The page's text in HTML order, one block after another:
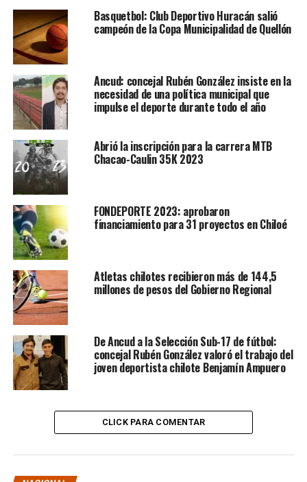
Basquetbol: Club Deportivo Huracán salió
campeón de la Copa Municipalidad de Quellón
Ancud: concejal Rubén González insiste en la
necesidad de una política municipal que
impulse el deporte durante todo el año
Abrió la inscripción para la carrera MTB
Chacao-Caulin 35K 2023
FONDEPORTE 2023: aprobaron
financiamiento para 31 proyectos en Chiloé
Atletas chilotes recibieron más de 144,5
millones de pesos del Gobierno Regional
De Ancud a la Selección Sub-17 de fútbol:
concejal Rubén González valoró el trabajo del
joven deportista chilote Benjamín Ampuero
CLICK PARA COMENTAR